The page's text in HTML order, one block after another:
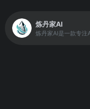
炼丹家AI